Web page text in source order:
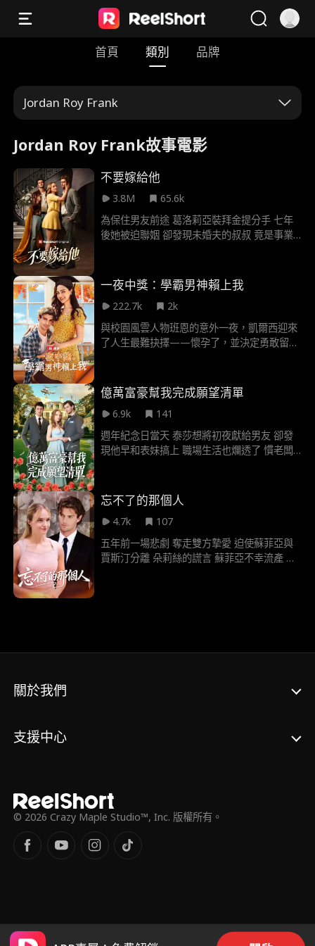
首頁 類別 品牌
Jordan Roy Frank
Jordan Roy Frank故事電影
不要嫁給他
3.8M
65.6k
為保住男友前途 葛洛莉亞裝拜金提分手 七年
後她被迫聯姻 卻發現未婚夫的叔叔 竟是事業
一夜中獎：學霸男神賴上我
222.7k
2k
與校園風雲人物班恩的意外一夜，凱爾西迎來
了人生最難抉擇——懷孕了，並決定勇敢留下
男孩？ 愛與責任的較量，一場青春的成長試
煉，即將展開！
億萬富豪幫我完成願望清單
6.9k
141
週年紀念日當天 泰莎想將初夜獻給男友 卻發
現他早和表妹搞上 職場生活也爛透了 慣老闆
始實現遺願清單 在人生最低谷時 巧遇總裁卡
西安·沃恩 他對她念念不忘 得知她需要幫助 他
主動提出交易 全額資助她完成心願 只要她幫
個小忙——假扮他的未婚妻
忘不了的那個人
4.7k
107
五年前一場悲劇 奪走雙方摯愛 迫使蘇菲亞與
賈斯汀分離 朵莉絲的謊言 蘇菲亞不幸流產 以
軍 事業與愛情皆獲圓滿 這段故事證明瞭 誠實
關於我們
支援中心
© 2026 Crazy Maple Studio™, Inc. 版權所有。